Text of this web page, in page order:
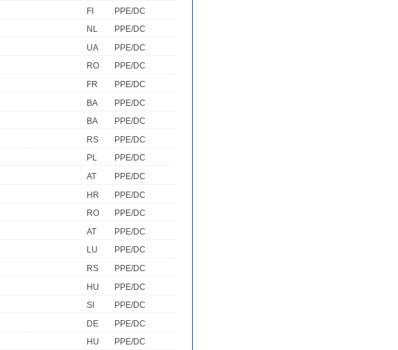
FI
PPE/DC
NL
PPE/DC
UA
PPE/DC
RO
PPE/DC
FR
PPE/DC
BA
PPE/DC
BA
PPE/DC
RS
PPE/DC
PL
PPE/DC
AT
PPE/DC
HR
PPE/DC
RO
PPE/DC
AT
PPE/DC
LU
PPE/DC
RS
PPE/DC
HU
PPE/DC
SI
PPE/DC
DE
PPE/DC
HU
PPE/DC